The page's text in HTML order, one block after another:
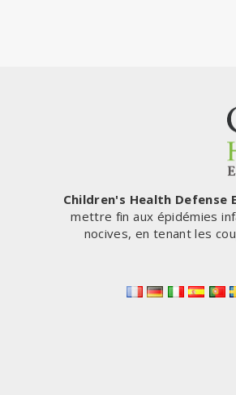
Children's Health Defense
mettre fin aux épidémies
nocives, en tenant les